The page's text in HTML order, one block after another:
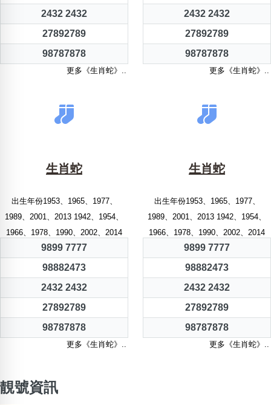
2432 2432
27892789
98787878
更多《生肖蛇》..
2432 2432
27892789
98787878
更多《生肖蛇》..
生肖蛇
出生年份1953、1965、1977、
1989、2001、2013 1942、1954、
1966、1978、1990、2002、2014
9899 7777
98882473
2432 2432
27892789
98787878
更多《生肖蛇》..
生肖蛇
出生年份1953、1965、1977、
1989、2001、2013 1942、1954、
1966、1978、1990、2002、2014
9899 7777
98882473
2432 2432
27892789
98787878
更多《生肖蛇》..
靚號資訊